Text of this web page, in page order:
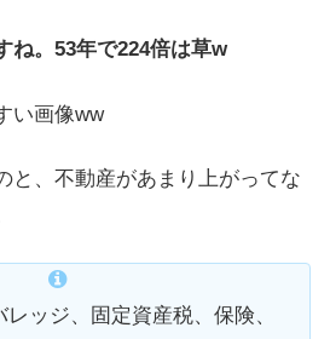
ね。53年で224倍は草w
い画像ww
と、不動産があまり上がってな
ッジ、固定資産税、保険、